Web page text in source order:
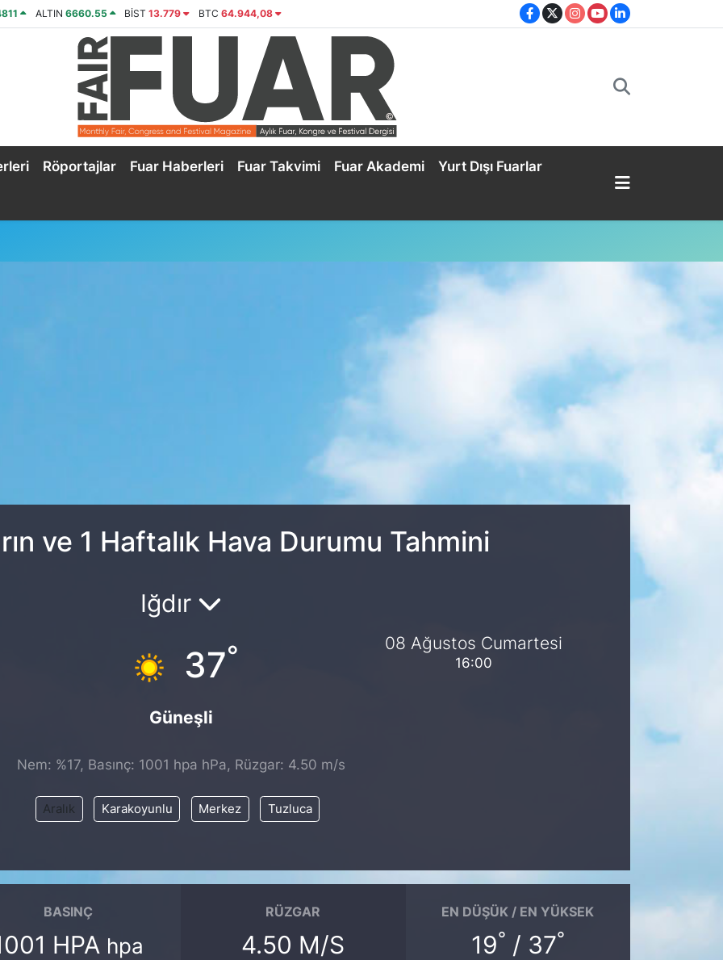
ALTIN 6660.55 BİST13.779 BTC 64.944,08
Röportajlar Fuar Haberleri Fuar Takvimi Fuar Akademi Yurt Dışı Fuarlar
ve 1 Haftalık Hava Durumu Tahmini
Iğdır
37°
Güneşli
08 Ağustos Cumartesi
16:00
Nem: %17, Basınç: 1001 hpa hPa, Rüzgar: 4.50 m/s
Aralık Karakoyunlu Merkez Tuzluca
BASINÇ
HPA hpa
RÜZGAR
4.50 M/S
EN DÜŞÜK / EN YÜKSEK
19° / 37°